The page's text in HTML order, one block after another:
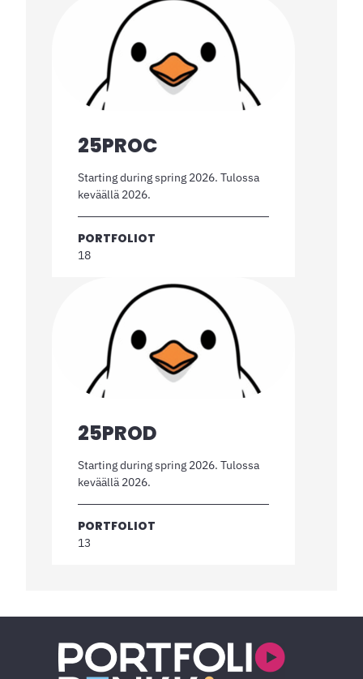
25PROC
Starting during spring 2026. Tulossa
keväällä 2026.
PORTFOLIOT
18
25PROD
Starting during spring 2026. Tulossa
keväällä 2026.
PORTFOLIOT
13